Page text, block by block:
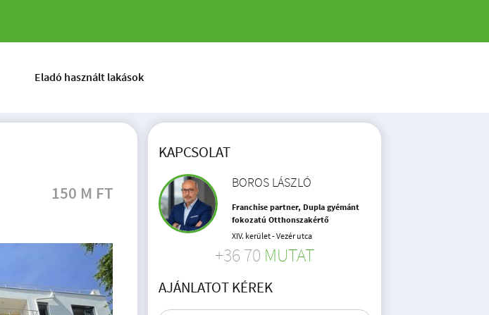
Eladó használt lakások
150 M FT
KAPCSOLAT
BOROS LÁSZLÓ
Franchise partner, Dupla gyémánt
fokozatú Otthonszakértő
XIV. kerület - Vezér utca
+36 70 MUTAT
AJÁNLATOT KÉREK